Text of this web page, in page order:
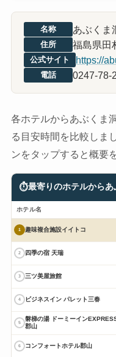
名称 あぶくま
住所 福島県田
公式サイト https://
電話 0247-78-
各ホテルからあぶくま
る目安時間を比較しま
ンをタップすると概要
⏱最寄りのホテルから
ホテル名
1 趣味複合施設イイトコ
2 四季の宿 天瑞
3 三ツ美屋旅館
4 ビジネスイン パレット三春
5
磐梯の湯 ドーミーイン
郡山
6 コンフォートホテル郡山